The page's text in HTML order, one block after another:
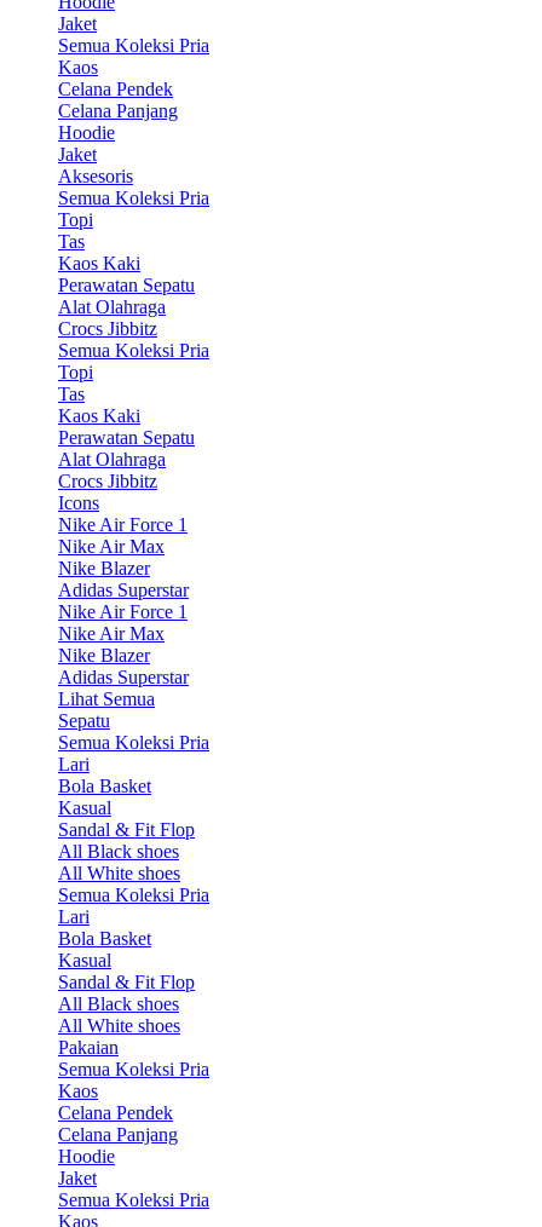
Jaket
Semua Koleksi Pria
Kaos
Celana Pendek
Celana Panjang
Hoodie
Jaket
Aksesoris
Semua Koleksi Pria
Topi
Tas
Kaos Kaki
Perawatan Sepatu
Alat Olahraga
Crocs Jibbitz
Semua Koleksi Pria
Topi
Tas
Kaos Kaki
Perawatan Sepatu
Alat Olahraga
Crocs Jibbitz
Icons
Nike Air Force 1
Nike Air Max
Nike Blazer
Adidas Superstar
Nike Air Force 1
Nike Air Max
Nike Blazer
Adidas Superstar
Lihat Semua
Sepatu
Semua Koleksi Pria
Lari
Bola Basket
Kasual
Sandal & Fit Flop
All Black shoes
All White shoes
Semua Koleksi Pria
Lari
Bola Basket
Kasual
Sandal & Fit Flop
All Black shoes
All White shoes
Pakaian
Semua Koleksi Pria
Kaos
Celana Pendek
Celana Panjang
Hoodie
Jaket
Semua Koleksi Pria
Kaos